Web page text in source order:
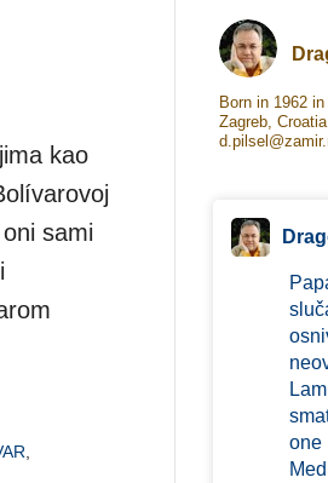
kao
sami
Born in 1962
Zagreb,
one